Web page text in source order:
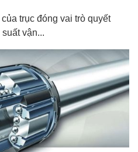
trục đóng vai trò quyết
vận...